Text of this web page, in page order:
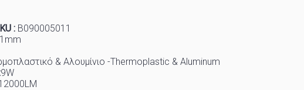
: B090005011
& Αλουμίνιο -Thermoplastic & Aluminum
9W
0LM